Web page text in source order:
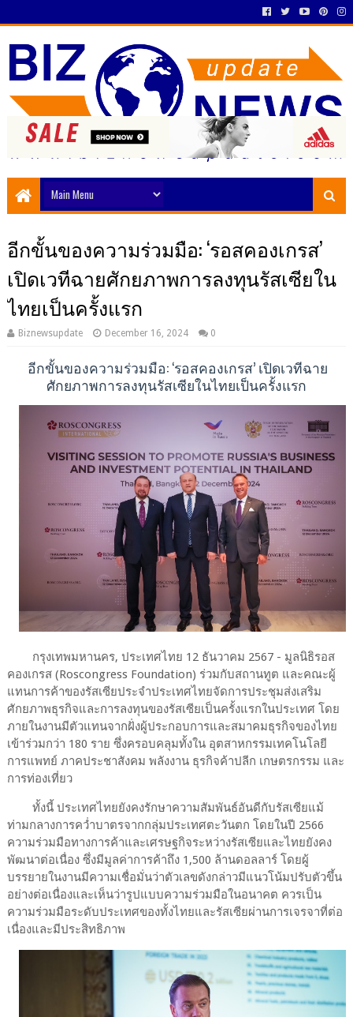
อีกขั้นของความร่วมมือ: ‘รอสคองเกรส’
เปิดเวทีฉายศักยภาพการลงทุนรัสเซียใน
ไทยเป็นครั้งแรก
Biznewsupdate December 16, 2024 0
อีกขั้นของความร่วมมือ: ‘รอสคองเกรส’ เปิดเวทีฉาย
ศักยภาพการลงทุนรัสเซียในไทยเป็นครั้งแรก
กรุงเทพมหานคร, ประเทศไทย 12 ธันวาคม 2567 - มูลนิธิรอส
คองเกรส (Roscongress Foundation) ร่วมกับสถานทูต และคณะผู้
แทนการค้าของรัสเซียประจำประเทศไทยจัดการประชุมส่งเสริม
ศักยภาพธุรกิจและการลงทุนของรัสเซียเป็นครั้งแรกในประเทศ โดย
ภายในงานมีตัวแทนจากฝั่งผู้ประกอบการและสมาคมธุรกิจของไทย
เข้าร่วมกว่า 180 ราย ซึ่งครอบคลุมทั้งใน อุตสาหกรรมเทคโนโลยี
การแพทย์ ภาคประชาสังคม พลังงาน ธุรกิจค้าปลีก เกษตรกรรม และ
การท่องเที่ยว
ทั้งนี้ ประเทศไทยยังคงรักษาความสัมพันธ์อันดีกับรัสเซียแม้
ท่ามกลางการคว่ำบาตรจากกลุ่มประเทศตะวันตก โดยในปี 2566
ความร่วมมือทางการค้าและเศรษฐกิจระหว่างรัสเซียและไทยยังคง
พัฒนาต่อเนื่อง ซึ่งมีมูลค่าการค้าถึง 1,500 ล้านดอลลาร์ โดยผู้
บรรยายในงานมีความเชื่อมั่นว่าตัวเลขดังกล่าวมีแนวโน้มปรับตัวขึ้น
อย่างต่อเนื่องและเห็นว่ารูปแบบความร่วมมือในอนาคต ควรเป็น
ความร่วมมือระดับประเทศของทั้งไทยและรัสเซียผ่านการเจรจาที่ต่อ
เนื่องและมีประสิทธิภาพ